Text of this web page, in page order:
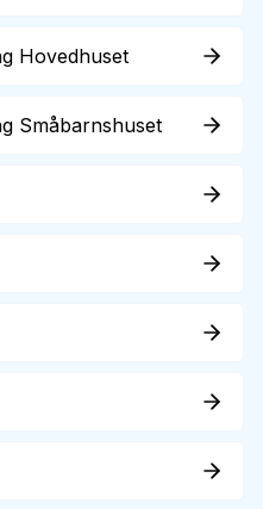
Hovedhuset
Småbarnshuset